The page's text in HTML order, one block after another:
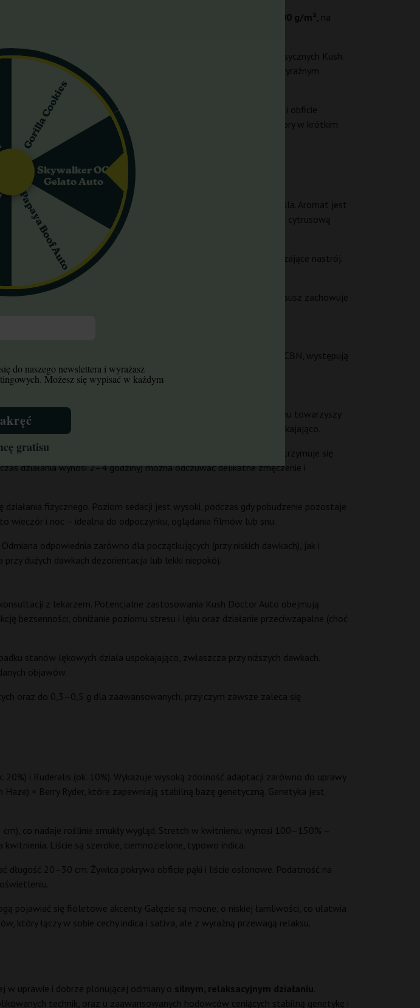
do 300 g/m² , na
poziomie CBD (poniżej 1%).
a także przypraw, jagód i diesla – idealny dla miłośników klasycznych Kush.
a następnie działanie silnie relaksujące, uspokajające, z wyraźnym
błędy, dobrze znosi przycinanie i trening, a przy tym szybko rośnie i obficie
wieczornego użytku, a także dla osób, które chcą uzyskać duże zbiory w krótkim
nutą sosny i delikatnej cytryny, a także akcentami jagód i diesla. Aromat jest
dominuje słodycz ziemi, przełamana żywiczną świeżością i cytrusową
profilowi właściwości relaksujące, przeciwzapalne i lekko pobudzające nastrój.
żywicy, która sprawia, że są lepkie w dotyku.
– w szczelnym, ciemnym pojemniku w temperaturze pokojowej susz zachowuje
jest poniżej 1%, CBG około 1–2%. Inne kannabinoidy, takie jak CBC i CBN, występują
się wysokim potencjałem relaksacyjnym.
silne, przyjemne odprężenie fizyczne – tzw. body buzz – któremu towarzyszy
jednak szczep podnoszący na duchu, ponieważ działa raczej uspokajająco.
się, pojawia się senność, a myśli zwalniają. Od 120 do 240 minuty utrzymuje się
działania wynosi 2–4 godziny) można odczuwać delikatne zmęczenie i
fizycznego. Poziom sedacji jest wysoki, podczas gdy pobudzenie pozostaje
wieczór i noc – idealna do odpoczynku, oglądania filmów lub snu.
odpowiednia zarówno dla początkujących (przy niskich dawkach), jak i
dużych dawkach dezorientacja lub lekki niepokój.
z lekarzem. Potencjalne zastosowania Kush Doctor Auto obejmują
bezsenności, obniżanie poziomu stresu i lęku oraz działanie przeciwzapalne (choć
stanów lękowych działa uspokajająco, zwłaszcza przy niższych dawkach.
objawów.
oraz do 0,3–0,5 g dla zaawansowanych, przy czym zawsze zaleca się
i Ruderalis (ok. 10%). Wykazuje wysoką zdolność adaptacji zarówno do uprawy
× Berry Ryder, które zapewniają stabilną bazę genetyczną. Genetyka jest
co nadaje roślinie smukły wygląd. Stretch w kwitnieniu wynosi 100–150% –
Liście są szerokie, ciemnozielone, typowo indica.
20–30 cm. Żywica pokrywa obficie pąki i liście osłonowe. Podatność na
pojawiać się fioletowe akcenty. Gałęzie są mocne, o niskiej łamliwości, co ułatwia
który łączy w sobie cechy indica i sativa, ale z wyraźną przewagą relaksu.
w uprawie i dobrze plonującej odmiany o silnym, relaksacyjnym działaniu
technik, oraz u zaawansowanych hodowców ceniących stabilną genetykę i
Gorilla Cookies
Skywalker OG
Gelato Auto
Papaya Boof Auto
do naszego newslettera i wyrażasz
Możesz się wypisać w każdym
gratisu